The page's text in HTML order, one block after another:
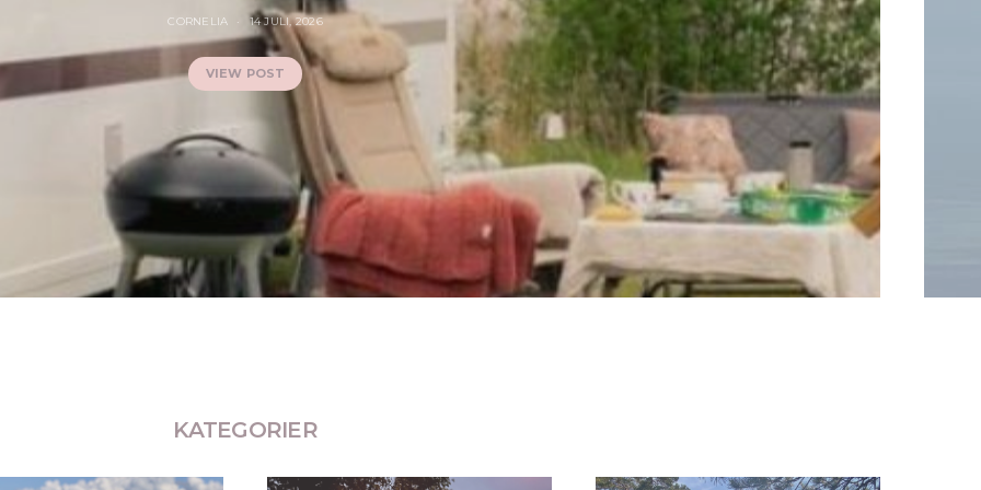
CORNELIA 14 JULI, 2026
VIEW POST
KATEGORIER